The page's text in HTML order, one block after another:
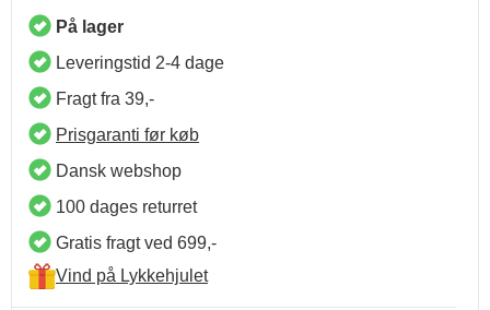
På lager
Leveringstid 2-4 dage
Fragt fra 39,-
Prisgaranti før køb
Dansk webshop
100 dages returret
Gratis fragt ved 699,-
Vind på Lykkehjulet